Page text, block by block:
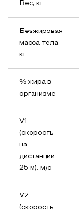
Вес, кг
Безжировая
масса тела,
кг
% жира в
организме
V1
(скорость
на
дистанции
25 м), м/с
V2
(скорость